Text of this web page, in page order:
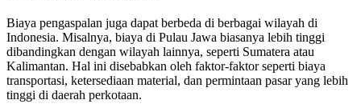
Biaya pengaspalan juga dapat berbeda di berbagai wilayah di
Indonesia. Misalnya, biaya di Pulau Jawa biasanya lebih tinggi
dibandingkan dengan wilayah lainnya, seperti Sumatera atau
Kalimantan. Hal ini disebabkan oleh faktor-faktor seperti biaya
transportasi, ketersediaan material, dan permintaan pasar yang lebih
tinggi di daerah perkotaan.